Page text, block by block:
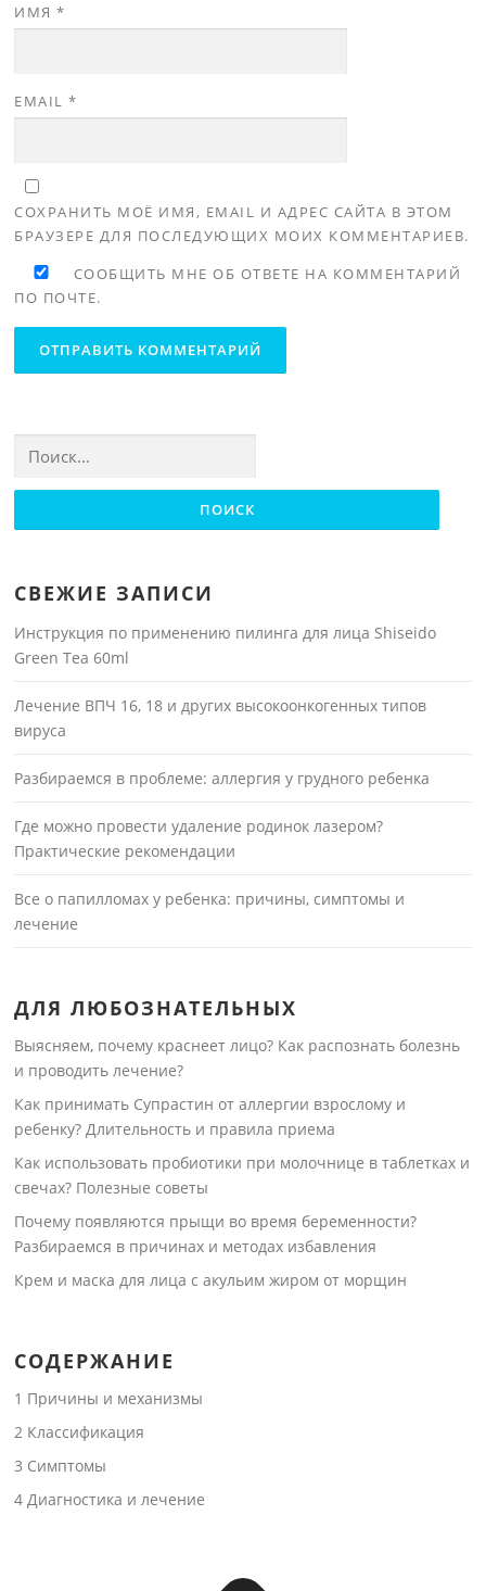
ИМЯ*
EMAIL*
СОХРАНИТЬ МОЁ ИМЯ, EMAIL И АДРЕС САЙТА В ЭТОМ
БРАУЗЕРЕ ДЛЯ ПОСЛЕДУЮЩИХ МОИХ КОММЕНТАРИЕВ.
СООБЩИТЬ МНЕ ОБ ОТВЕТЕ НА КОММЕНТАРИЙ
ПО ПОЧТЕ.
СВЕЖИЕ ЗАПИСИ
Инструкция по применению пилинга для лица Shiseido
Green Tea 60ml
Лечение ВПЧ 16, 18 и других высокоонкогенных типов
вируса
Разбираемся в проблеме: аллергия у грудного ребенка
Где можно провести удаление родинок лазером?
Практические рекомендации
Все о папилломах у ребенка: причины, симптомы и
лечение
ДЛЯ ЛЮБОЗНАТЕЛЬНЫХ
Выясняем, почему краснеет лицо? Как распознать болезнь
и проводить лечение?
Как принимать Супрастин от аллергии взрослому и
ребенку? Длительность и правила приема
Как использовать пробиотики при молочнице в таблетках и
свечах? Полезные советы
Почему появляются прыщи во время беременности?
Разбираемся в причинах и методах избавления
Крем и маска для лица с акульим жиром от морщин
СОДЕРЖАНИЕ
1 Причины и механизмы
2 Классификация
3 Симптомы
4 Диагностика и лечение